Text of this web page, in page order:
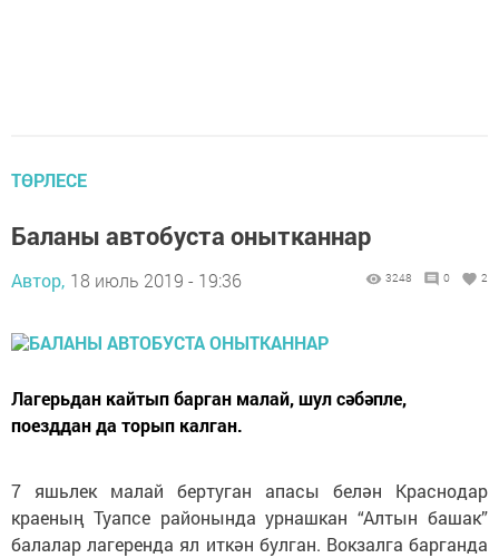
ТӨРЛЕСЕ
Баланы автобуста онытканнар
Автор, 18 июль 2019 - 19:36 3248 0 2
Лагерьдан кайтып барган малай, шул сәбәпле,
поезддан да торып калган.
7 яшьлек малай бертуган апасы белән Краснодар
краеның Туапсе районында урнашкан “Алтын башак”
балалар лагеренда ял иткән булган. Вокзалга барганда